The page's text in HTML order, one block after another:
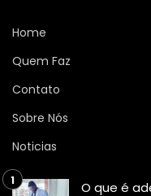
Home
Quem Faz
Contato
Sobre Nós
Noticias
O que é